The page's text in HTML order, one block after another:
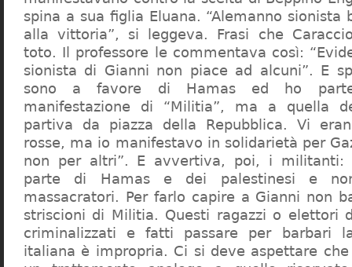
spina a sua figlia Eluana. “Alemanno sionista
alla vittoria”, si leggeva. Frasi che
toto. Il professore le commentava così:
sionista di Gianni non piace ad alcuni”. E
sono a favore di Hamas ed ho
manifestazione di “Militia”, ma a quella
partiva da piazza della Repubblica. Vi
rosse, ma io manifestavo in solidarietà per
non per altri”. E avvertiva, poi, i militanti:
parte di Hamas e dei palestinesi e
massacratori. Per farlo capire a Gianni non
striscioni di Militia. Questi ragazzi o elettori
criminalizzati e fatti passare per barbari
italiana è impropria. Ci si deve aspettare